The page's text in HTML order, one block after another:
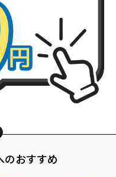
のおすすめ